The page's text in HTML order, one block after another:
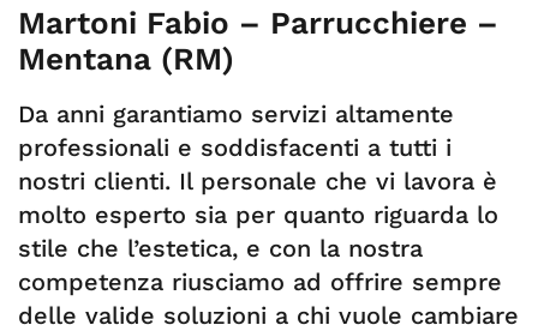
Martoni Fabio – Parrucchiere –
Mentana (RM)
Da anni garantiamo servizi altamente
professionali e soddisfacenti a tutti i
nostri clienti. Il personale che vi lavora è
molto esperto sia per quanto riguarda lo
stile che l’estetica, e con la nostra
competenza riusciamo ad offrire sempre
delle valide soluzioni a chi vuole cambiare